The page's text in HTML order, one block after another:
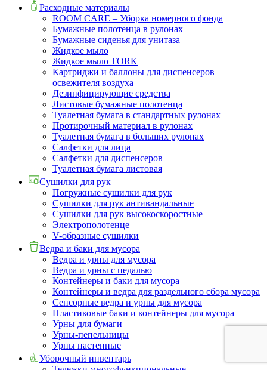
Расходные материалы
ROOM CARE – Уборка номерного фонда
Бумажные полотенца в рулонах
Бумажные сиденья для унитаза
Жидкое мыло
Жидкое мыло TORK
Картриджи и баллоны для диспенсеров
освежителя воздуха
Дезинфицирующие средства
Листовые бумажные полотенца
Туалетная бумага в стандартных рулонах
Протирочный материал в рулонах
Туалетная бумага в больших рулонах
Салфетки для лица
Салфетки для диспенсеров
Туалетная бумага листовая
Сушилки для рук
Погружные сушилки для рук
Сушилки для рук антивандальные
Сушилки для рук высокоскоростные
Электрополотенце
V-образные сушилки
Ведра и баки для мусора
Ведра и урны для мусора
Ведра и урны с педалью
Контейнеры и баки для мусора
Контейнеры и ведра для раздельного сбора мусора
Сенсорные ведра и урны для мусора
Пластиковые баки и контейнеры для мусора
Урны для бумаги
Урны-пепельницы
Урны настенные
Уборочный инвентарь